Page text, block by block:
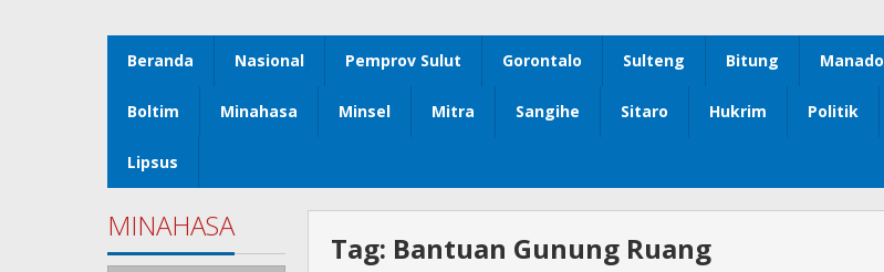
Beranda Nasional Pemprov Sulut Gorontalo Sulteng Bitung Manado
Boltim Minahasa Minsel Mitra Sangihe Sitaro Hukrim Politik
Lipsus
MINAHASA
Tag: Bantuan Gunung Ruang